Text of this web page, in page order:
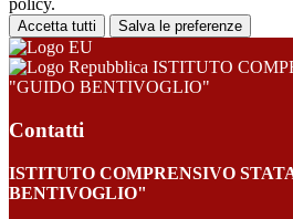
policy.
Accetta tutti Salva le preferenze
ISTITUTO
"GUIDO BENTIVOGLIO"
Contatti
ISTITUTO COMPRENSIVO
BENTIVOGLIO"